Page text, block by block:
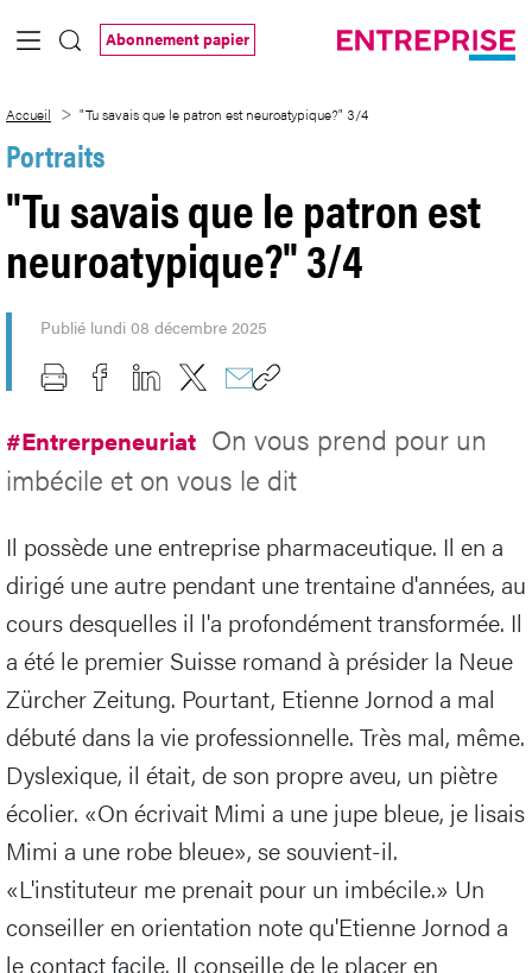
Saut au contenu principal
Abonnement papier
Accueil "Tu savais que le patron est neuroatypique?" 3/4
Portraits
"Tu savais que le patron est
neuroatypique?" 3/4
Publié lundi 08 décembre 2025
#Entrerpeneuriat On vous prend pour un
imbécile et on vous le dit
Il possède une entreprise pharmaceutique. Il en a
dirigé une autre pendant une trentaine d'années, au
cours desquelles il l'a profondément transformée. Il
a été le premier Suisse romand à présider la Neue
Zürcher Zeitung. Pourtant, Etienne Jornod a mal
débuté dans la vie professionnelle. Très mal, même.
Dyslexique, il était, de son propre aveu, un piètre
écolier. «On écrivait Mimi a une jupe bleue, je lisais
Mimi a une robe bleue», se souvient-il.
«L'instituteur me prenait pour un imbécile.» Un
conseiller en orientation note qu'Etienne Jornod a
le contact facile. Il conseille de le placer en